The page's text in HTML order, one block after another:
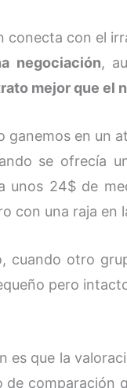
conecta con el
negociación,
mejor que el
ganemos en un
se ofrecía
unos 24$ de
con una raja en
cuando otro
pero
es que la
de comparación